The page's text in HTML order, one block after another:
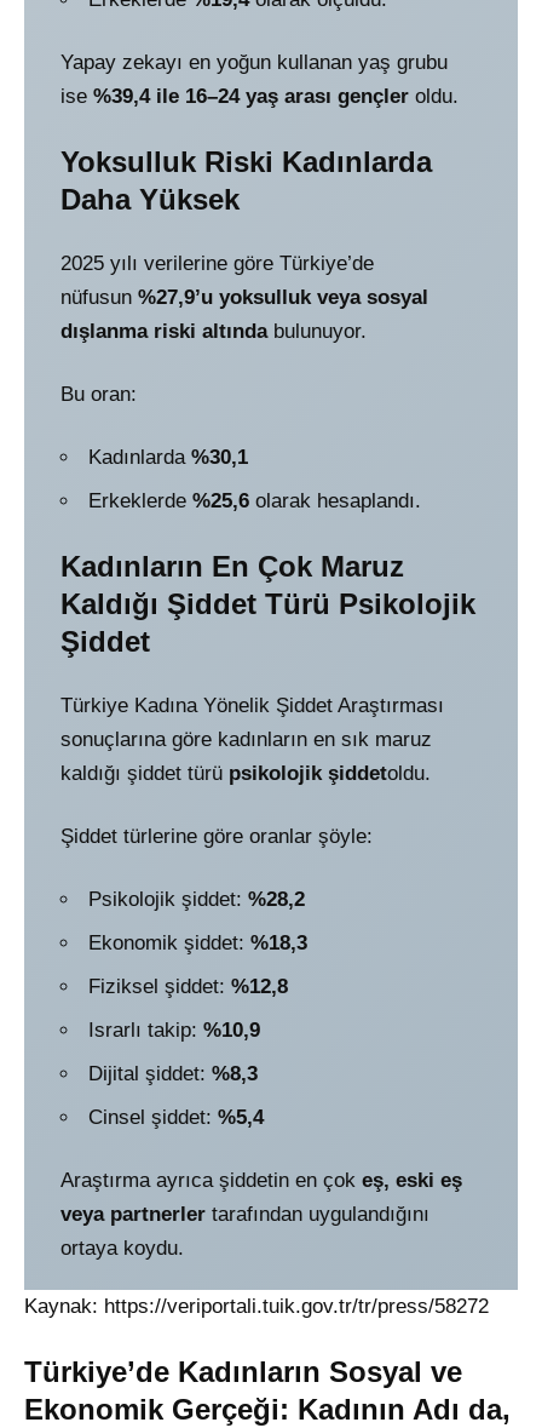
Yapay zekayı en yoğun kullanan yaş grubu
ise %39,4 ile 16–24 yaş arası gençler oldu.
Yoksulluk Riski Kadınlarda
Daha Yüksek
2025 yılı verilerine göre Türkiye’de
nüfusun %27,9’u yoksulluk veya sosyal
dışlanma riski altındabulunuyor.
Bu oran:
Kadınlarda %30,1
Erkeklerde %25,6 olarak hesaplandı.
Kadınların En Çok Maruz
Kaldığı Şiddet Türü Psikolojik
Şiddet
Türkiye Kadına Yönelik Şiddet Araştırması
sonuçlarına göre kadınların en sık maruz
kaldığı şiddet türü psikolojik şiddetoldu.
Şiddet türlerine göre oranlar şöyle:
Psikolojik şiddet: %28,2
Ekonomik şiddet: %18,3
Fiziksel şiddet: %12,8
Israrlı takip: %10,9
Dijital şiddet: %8,3
Cinsel şiddet: %5,4
Araştırma ayrıca şiddetin en çok eş, eski eş
veya partnerler tarafından uygulandığını
ortaya koydu.
Kaynak: https://veriportali.tuik.gov.tr/tr/press/58272
Türkiye’de Kadınların Sosyal ve
Ekonomik Gerçeği: Kadının Adı da,